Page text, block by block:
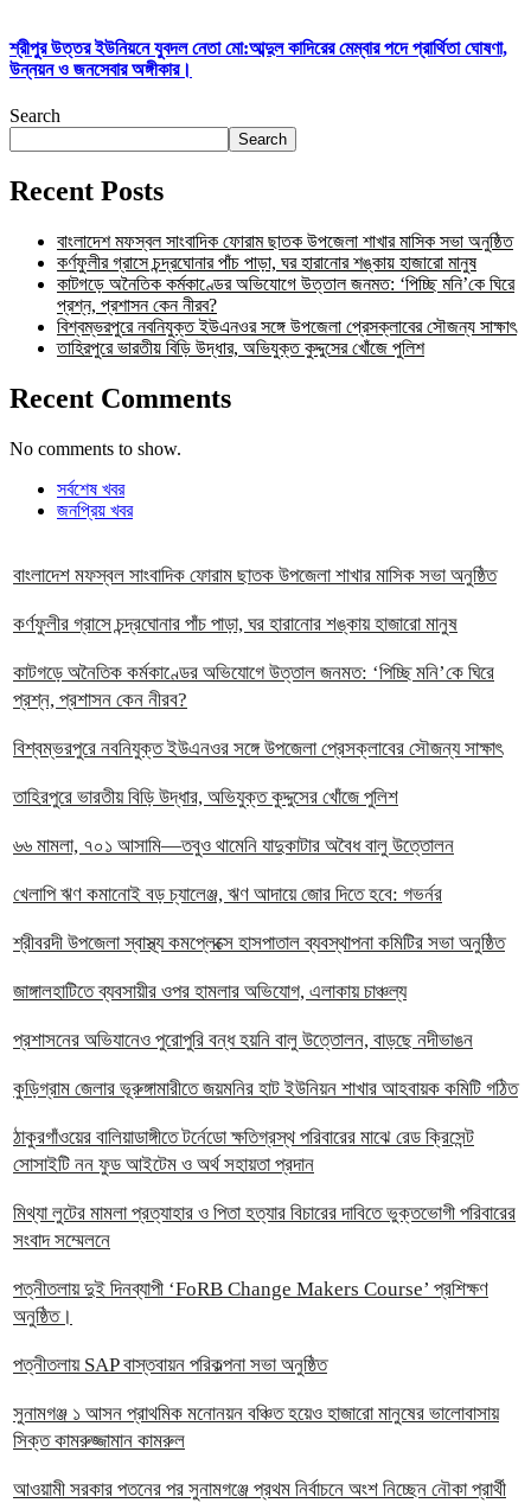
শ্রীপুর উত্তর ইউনিয়নে যুবদল নেতা মো:আব্দুল কাদিরের মেম্বার পদে প্রার্থিতা ঘোষণা,
উন্নয়ন ও জনসেবার অঙ্গীকার।
Search
Search
Recent Posts
বাংলাদেশ মফস্বল সাংবাদিক ফোরাম ছাতক উপজেলা শাখার মাসিক সভা অনুষ্ঠিত
কর্ণফুলীর গ্রাসে চন্দ্রঘোনার পাঁচ পাড়া, ঘর হারানোর শঙ্কায় হাজারো মানুষ
কাটগড়ে অনৈতিক কর্মকাণ্ডের অভিযোগে উত্তাল জনমত: ‘পিচ্ছি মনি’কে ঘিরে
প্রশ্ন, প্রশাসন কেন নীরব?
বিশ্বম্ভরপুরে নবনিযুক্ত ইউএনওর সঙ্গে উপজেলা প্রেসক্লাবের সৌজন্য সাক্ষাৎ
তাহিরপুরে ভারতীয় বিড়ি উদ্ধার, অভিযুক্ত কুদ্দুসের খোঁজে পুলিশ
Recent Comments
No comments to show.
সর্বশেষ খবর
জনপ্রিয় খবর
বাংলাদেশ মফস্বল সাংবাদিক ফোরাম ছাতক উপজেলা শাখার মাসিক সভা অনুষ্ঠিত
কর্ণফুলীর গ্রাসে চন্দ্রঘোনার পাঁচ পাড়া, ঘর হারানোর শঙ্কায় হাজারো মানুষ
কাটগড়ে অনৈতিক কর্মকাণ্ডের অভিযোগে উত্তাল জনমত: ‘পিচ্ছি মনি’কে ঘিরে
প্রশ্ন, প্রশাসন কেন নীরব?
বিশ্বম্ভরপুরে নবনিযুক্ত ইউএনওর সঙ্গে উপজেলা প্রেসক্লাবের সৌজন্য সাক্ষাৎ
তাহিরপুরে ভারতীয় বিড়ি উদ্ধার, অভিযুক্ত কুদ্দুসের খোঁজে পুলিশ
৬৬ মামলা, ৭০১ আসামি—তবুও থামেনি যাদুকাটার অবৈধ বালু উত্তোলন
খেলাপি ঋণ কমানোই বড় চ্যালেঞ্জ, ঋণ আদায়ে জোর দিতে হবে: গভর্নর
শ্রীবরদী উপজেলা স্বাস্থ্য কমপ্লেক্সে হাসপাতাল ব্যবস্থাপনা কমিটির সভা অনুষ্ঠিত
জাঙ্গালহাটিতে ব্যবসায়ীর ওপর হামলার অভিযোগ, এলাকায় চাঞ্চল্য
প্রশাসনের অভিযানেও পুরোপুরি বন্ধ হয়নি বালু উত্তোলন, বাড়ছে নদীভাঙন
কুড়িগ্রাম জেলার ভূরুঙ্গামারীতে জয়মনির হাট ইউনিয়ন শাখার আহবায়ক কমিটি গঠিত
ঠাকুরগাঁওয়ের বালিয়াডাঙ্গীতে টর্নেডো ক্ষতিগ্রস্থ পরিবারের মাঝে রেড ক্রিসেন্ট
সোসাইটি নন ফুড আইটেম ও অর্থ সহায়তা প্রদান
‎মিথ্যা লুটের মামলা প্রত্যাহার ও পিতা হত্যার বিচারের দাবিতে ভুক্তভোগী পরিবারের
সংবাদ সম্মেলনে
পত্নীতলায় দুই দিনব্যাপী ‘FoRB Change Makers Course’ প্রশিক্ষণ
অনুষ্ঠিত।
পত্নীতলায় SAP বাস্তবায়ন পরিকল্পনা সভা অনুষ্ঠিত
সুনামগঞ্জ ১ আসন প্রাথমিক মনোনয়ন বঞ্চিত হয়েও হাজারো মানুষের ভালোবাসায়
সিক্ত কামরুজ্জামান কামরুল
‎আওয়ামী সরকার পতনের পর সুনামগঞ্জে প্রথম নির্বাচনে অংশ নিচ্ছেন নৌকা প্রার্থী